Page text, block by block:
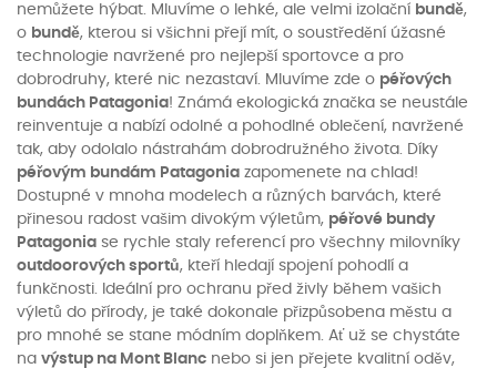
nemůžete hýbat. Mluvíme o lehké, ale velmi izolační bundě,
o bundě, kterou si všichni přejí mít, o soustředění úžasné
technologie navržené pro nejlepší sportovce a pro
dobrodruhy, které nic nezastaví. Mluvíme zde o péřových
bundách Patagonia! Známá ekologická značka se neustále
reinventuje a nabízí odolné a pohodlné oblečení, navržené
tak, aby odolalo nástrahám dobrodružného života. Díky
péřovým bundám Patagonia zapomenete na chlad!
Dostupné v mnoha modelech a různých barvách, které
přinesou radost vašim divokým výletům, péřové bundy
Patagonia se rychle staly referencí pro všechny milovníky
outdoorových sportů, kteří hledají spojení pohodlí a
funkčnosti. Ideální pro ochranu před živly během vašich
výletů do přírody, je také dokonale přizpůsobena městu a
pro mnohé se stane módním doplňkem. Ať už se chystáte
na výstup na Mont Blanc nebo si jen přejete kvalitní oděv,